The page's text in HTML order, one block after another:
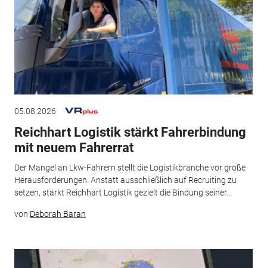
05.08.2026
Reichhart Logistik stärkt Fahrerbindung
mit neuem Fahrerrat
Der Mangel an Lkw-Fahrern stellt die Logistikbranche vor große
Herausforderungen. Anstatt ausschließlich auf Recruiting zu
setzen, stärkt Reichhart Logistik gezielt die Bindung seiner...
von Deborah Baran